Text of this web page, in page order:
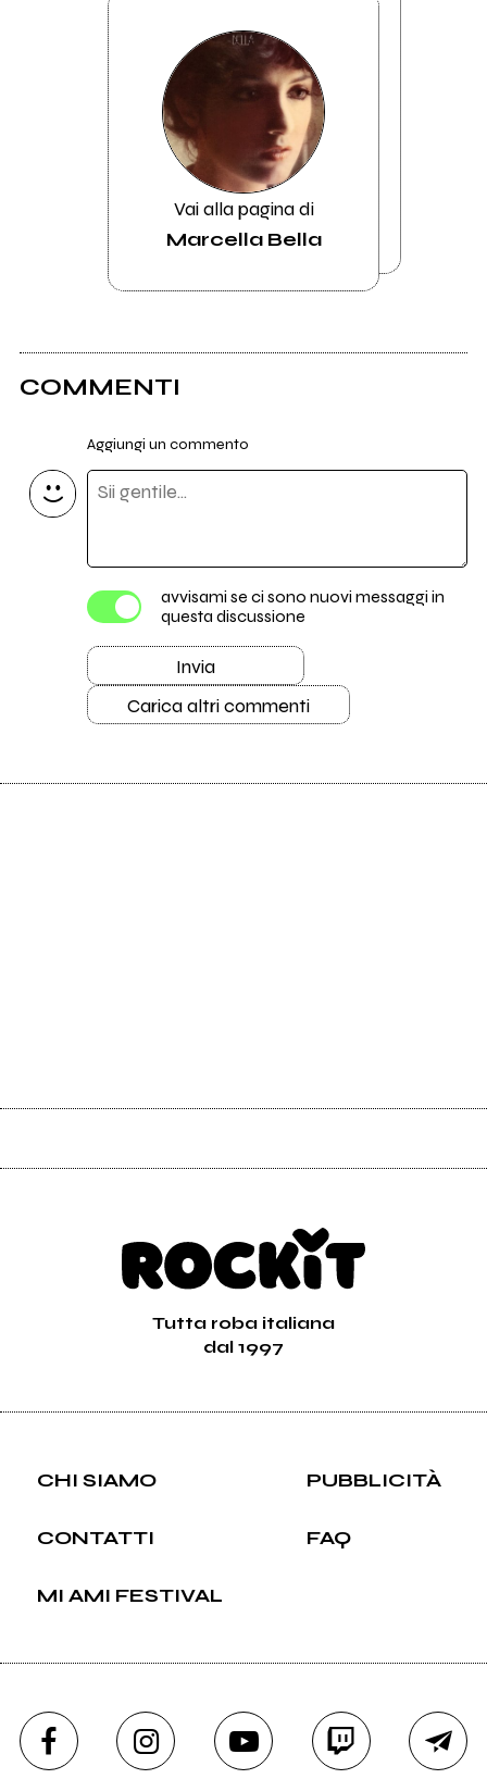
Vai alla pagina di
Marcella Bella
COMMENTI
Aggiungi un commento
avvisami se ci sono nuovi messaggi in
questa discussione
Invia
Carica altri commenti
Tutta roba italiana
dal 1997
CHI SIAMO PUBBLICITÀ
CONTATTI FAQ
MI AMI FESTIVAL